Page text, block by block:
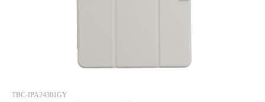
TBC-IPA24301GY